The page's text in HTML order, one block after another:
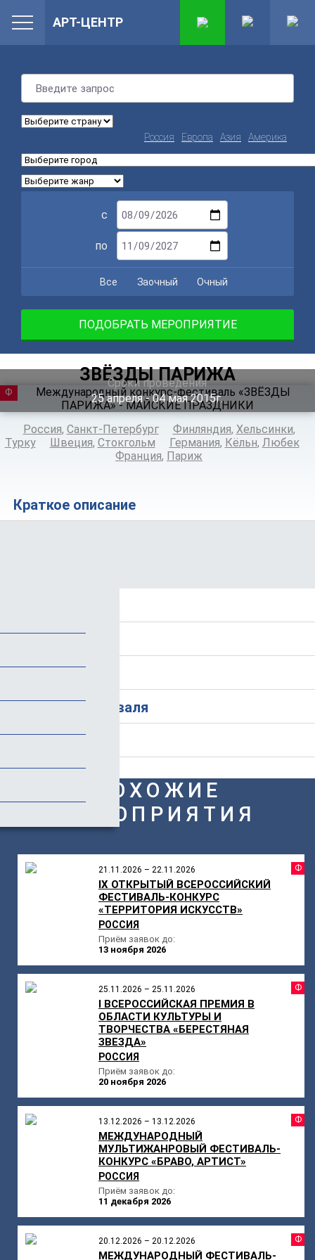
Россия Европа Азия Америка
с
по
Все Заочный Очный
ПОДОБРАТЬ МЕРОПРИЯТИЕ
ЗВЁЗДЫ ПАРИЖА
Сроки проведения
25апреля‐ 04мая 2015г.
ФЕСТИВАЛЬ
Россия, Санкт-Петербург Финляндия, Хельсинки,
Турку
Швеция, Стокгольм Германия, Кёльн, Любек
Франция, Париж
Краткое описание
История фестиваля
ПОХОЖИЕ
МЕРОПРИЯТИЯ
21.11.2026 – 22.11.2026
IX ОТКРЫТЫЙ ВСЕРОССИЙСКИЙ
ФЕСТИВАЛЬ-КОНКУРС
«ТЕРРИТОРИЯ ИСКУССТВ»
РОССИЯ
Приём заявок до:
13 ноября 2026
25.11.2026 – 25.11.2026
I ВСЕРОССИЙСКАЯ ПРЕМИЯ В
ОБЛАСТИ КУЛЬТУРЫ И
ТВОРЧЕСТВА «БЕРЕСТЯНАЯ
ЗВЕЗДА»
РОССИЯ
Приём заявок до:
20 ноября 2026
13.12.2026 – 13.12.2026
МЕЖДУНАРОДНЫЙ
МУЛЬТИЖАНРОВЫЙ ФЕСТИВАЛЬ-
КОНКУРС «БРАВО, АРТИСТ»
РОССИЯ
Приём заявок до:
11 декабря 2026
20.12.2026 – 20.12.2026
МЕЖДУНАРОДНЫЙ ФЕСТИВАЛЬ-
АРТ-ЦЕНТР